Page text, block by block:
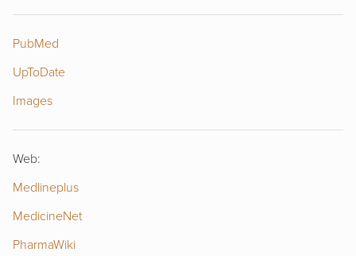
PubMed
UpToDate
Images
Web:
Medlineplus
MedicineNet
PharmaWiki